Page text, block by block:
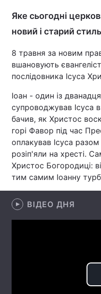
Відео з Youtube
Інтерв'ю
Архів
Контакти
Послуги
Яке сьогодні
новий і старий стиль
8 травня за новим
вшановують
послідовника Ісуса
Іоан - один із
супроводжував Ісуса
бачив, як Христос
горі Фавор під час
оплакував Ісуса
розіп'яли на хресті.
Христос Богородиці:
тим самим Іоанну
ВІДЕО ДНЯ